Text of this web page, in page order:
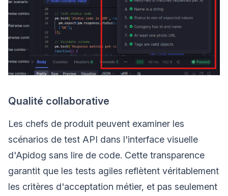
Qualité collaborative
Les chefs de produit peuvent examiner les
scénarios de test API dans l'interface visuelle
d'Apidog sans lire de code. Cette transparence
garantit que les tests agiles reflètent véritablement
les critères d'acceptation métier, et pas seulement